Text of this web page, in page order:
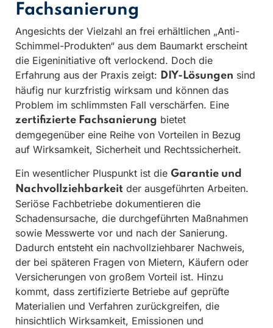
Fachsanierung
Angesichts der Vielzahl an frei erhältlichen „Anti-
Schimmel-Produkten“ aus dem Baumarkt erscheint
die Eigeninitiative oft verlockend. Doch die
Erfahrung aus der Praxis zeigt: DIY-Lösungen sind
häufig nur kurzfristig wirksam und können das
Problem im schlimmsten Fall verschärfen. Eine
zertifizierte Fachsanierung bietet
demgegenüber eine Reihe von Vorteilen in Bezug
auf Wirksamkeit, Sicherheit und Rechtssicherheit.
Ein wesentlicher Pluspunkt ist die Garantie und
Nachvollziehbarkeit der ausgeführten Arbeiten.
Seriöse Fachbetriebe dokumentieren die
Schadensursache, die durchgeführten Maßnahmen
sowie Messwerte vor und nach der Sanierung.
Dadurch entsteht ein nachvollziehbarer Nachweis,
der bei späteren Fragen von Mietern, Käufern oder
Versicherungen von großem Vorteil ist. Hinzu
kommt, dass zertifizierte Betriebe auf geprüfte
Materialien und Verfahren zurückgreifen, die
hinsichtlich Wirksamkeit, Emissionen und